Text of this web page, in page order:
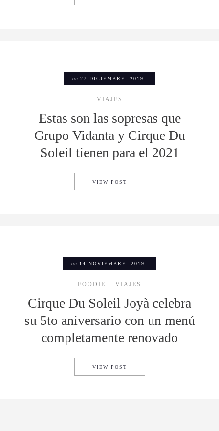
on 27 DICIEMBRE, 2019
VIAJES
Estas son las sopresas que
Grupo Vidanta y Cirque Du
Soleil tienen para el 2021
VIEW POST
on 14 NOVIEMBRE, 2019
FOODIE VIAJES
Cirque Du Soleil Joyà celebra
su 5to aniversario con un menú
completamente renovado
VIEW POST